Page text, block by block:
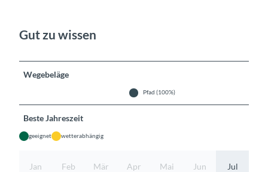
Gut zu wissen
Wegebeläge
Pfad (100%)
Beste Jahreszeit
geeignet wetterabhängig
Jan Feb Mär Apr Mai Jun Jul